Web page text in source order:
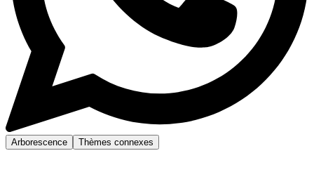
Arborescence Thèmes connexes